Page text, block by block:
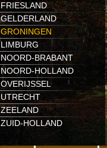
FRIESLAND
GELDERLAND
GRONINGEN
LIMBURG
NOORD-BRABANT
NOORD-HOLLAND
OVERIJSSEL
UTRECHT
ZEELAND
ZUID-HOLLAND